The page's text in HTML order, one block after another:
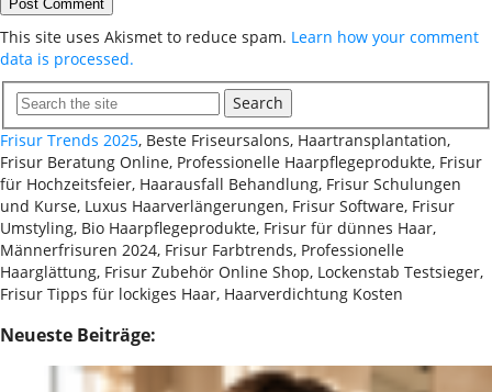
This site uses Akismet to reduce spam. Learn how your comment
data is processed.
Search
Frisur Trends 2025, Beste Friseursalons, Haartransplantation,
Frisur Beratung Online, Professionelle Haarpflegeprodukte, Frisur
für Hochzeitsfeier, Haarausfall Behandlung, Frisur Schulungen
und Kurse, Luxus Haarverlängerungen, Frisur Software, Frisur
Umstyling, Bio Haarpflegeprodukte, Frisur für dünnes Haar,
Männerfrisuren 2024, Frisur Farbtrends, Professionelle
Haarglättung, Frisur Zubehör Online Shop, Lockenstab Testsieger,
Frisur Tipps für lockiges Haar, Haarverdichtung Kosten
Neueste Beiträge: